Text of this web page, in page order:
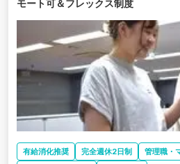
モート可＆フレックス制度
有給消化推奨 完全週休2日制
管理職・